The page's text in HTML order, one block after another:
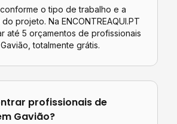
o tipo de trabalho e a
projeto. Na ENCONTREAQUI.PT
até 5 orçamentos de profissionais
Gavião , totalmente grátis.
profissionais de
Gavião?